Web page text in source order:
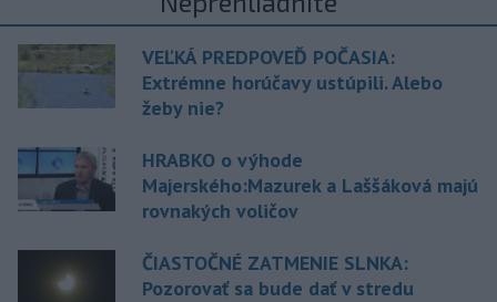
VEĽKÁ PREDPOVEĎ POČASIA:
Extrémne horúčavy ustúpili. Alebo
žeby nie?
HRABKO o výhode
Majerského:Mazurek a Laššáková majú
rovnakých voličov
ČIASTOČNÉ ZATMENIE SLNKA:
Pozorovať sa bude dať v stredu